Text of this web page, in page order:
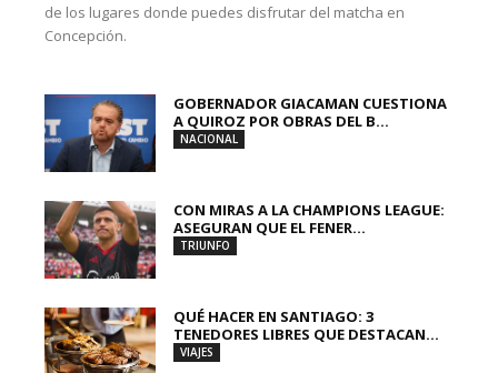
de los lugares donde puedes disfrutar del matcha en
Concepción.
GOBERNADOR GIACAMAN CUESTIONA
A QUIROZ POR OBRAS DEL B...
NACIONAL
CON MIRAS A LA CHAMPIONS LEAGUE:
ASEGURAN QUE EL FENER...
TRIUNFO
QUÉ HACER EN SANTIAGO: 3
TENEDORES LIBRES QUE DESTACAN...
VIAJES